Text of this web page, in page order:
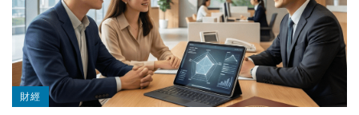
財經